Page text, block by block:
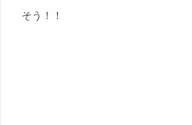
そう！！